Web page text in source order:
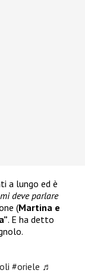
a lungo ed è
deve parlare
(Martina e
. E ha detto
#oriele ♬